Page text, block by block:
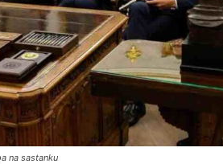
na sastanku